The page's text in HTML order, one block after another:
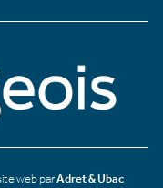
web parAdret & Ubac